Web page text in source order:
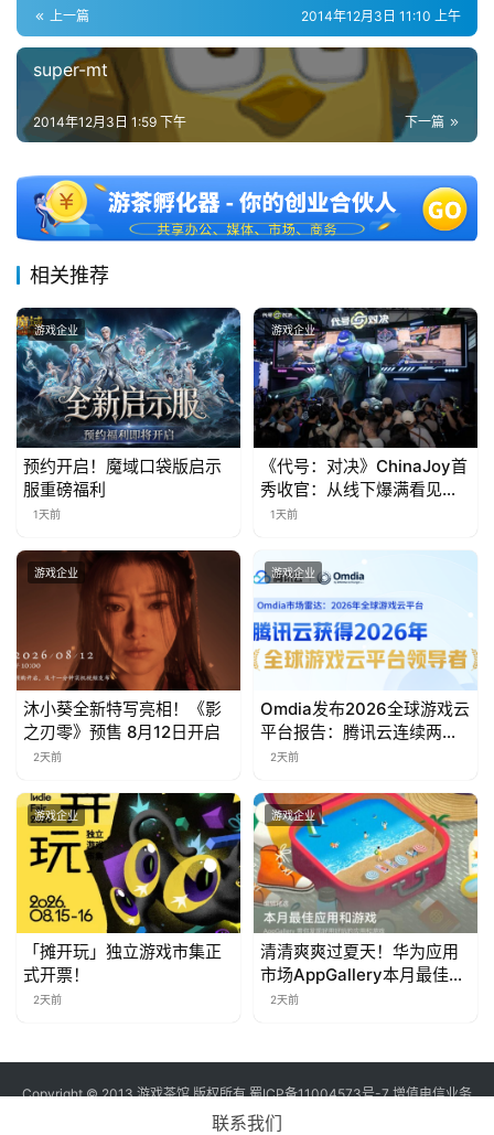
0
第
十
三
届
奖
7
月
3
0
游
对
接
会
海
站
中
文
上一篇 2014年12月3日 11:10 上午
super-mt
下一篇
2014年12月3日 1:59 下午
相关推荐
游戏企业
预约开启！魔域口袋版启示
服重磅福利
1天前
游戏企业
《代号：对决》ChinaJoy首
秀收官：从线下爆满看见玩
家的真实期待
1天前
游戏企业
沐小葵全新特写亮相！《影
之刃零》预售 8月12日开启
2天前
游戏企业
Omdia发布2026全球游戏云
平台报告：腾讯云连续两年
入选“领导者”象限
2天前
游戏企业
「摊开玩」独立游戏市集正
式开票！
2天前
游戏企业
清清爽爽过夏天！华为应用
市场AppGallery本月最佳上
新，款款提升幸福感
2天前
Copyright © 2013 游戏茶馆 版权所有蜀ICP备11004573号-7增值电信业务
经营许可证 川B2-20170060号
联系我们